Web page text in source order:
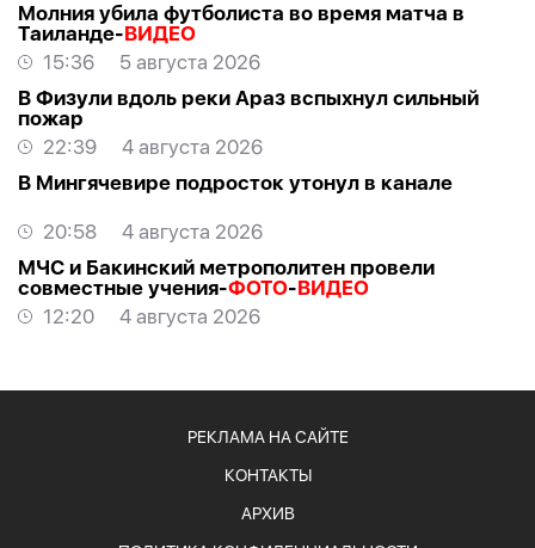
Молния убила футболиста во время матча в
Таиланде-ВИДЕО
15:36
5 августа 2026
В Физули вдоль реки Араз вспыхнул сильный
пожар
22:39
4 августа 2026
В Мингячевире подросток утонул в канале
20:58
4 августа 2026
МЧС и Бакинский метрополитен провели
совместные учения-ФОТО-ВИДЕО
12:20
4 августа 2026
РЕКЛАМА НА САЙТЕ
КОНТАКТЫ
АРХИВ